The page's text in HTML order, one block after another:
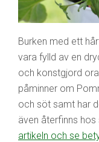
Burken med ett
vara fylld av en
och konstgjord
påminner om
och söt samt har
även återfinns
artikeln och se